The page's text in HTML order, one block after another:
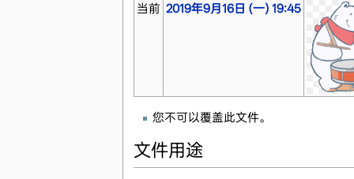
当前 2019年9月16日 (一) 19:45
您不可以覆盖此文件。
文件用途